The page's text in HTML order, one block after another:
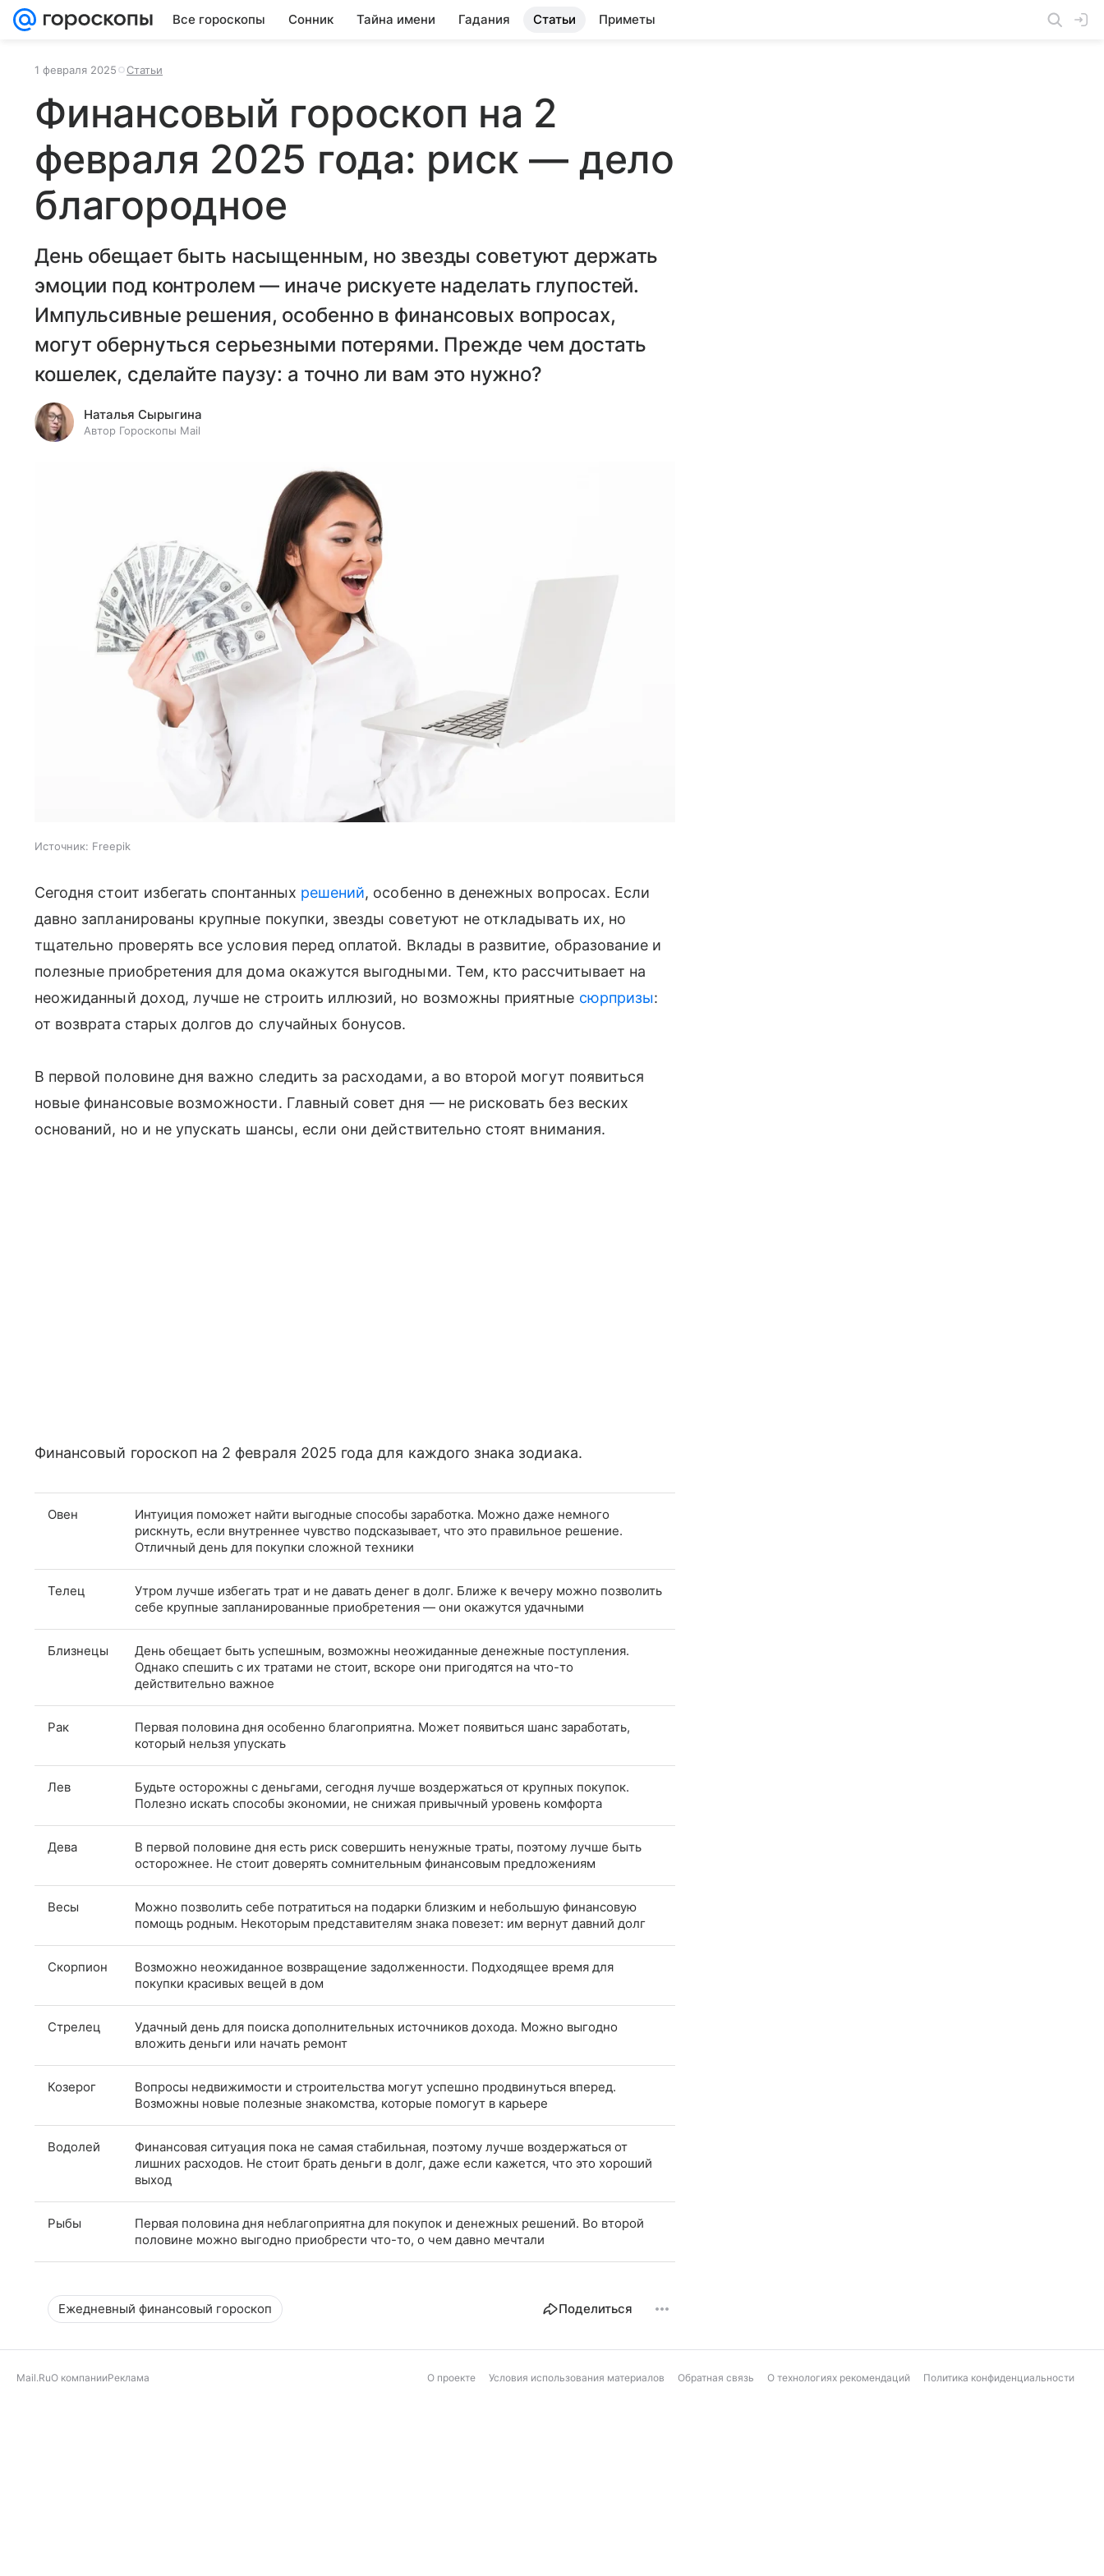
Все гороскопы Сонник Тайна имени Гадания Статьи Приметы
1 февраля 2025 Статьи
Финансовый гороскоп на 2
февраля 2025 года: риск — дело
благородное
День обещает быть насыщенным, но звезды советуют держать
эмоции под контролем — иначе рискуете наделать глупостей.
Импульсивные решения, особенно в финансовых вопросах,
могут обернуться серьезными потерями. Прежде чем достать
кошелек, сделайте паузу: а точно ли вам это нужно?
Наталья Сырыгина
Автор Гороскопы Mail
Источник: Freepik
Сегодня стоит избегать спонтанных решений, особенно в денежных вопросах. Если
давно запланированы крупные покупки, звезды советуют не откладывать их, но
тщательно проверять все условия перед оплатой. Вклады в развитие, образование и
полезные приобретения для дома окажутся выгодными. Тем, кто рассчитывает на
неожиданный доход, лучше не строить иллюзий, но возможны приятные сюрпризы:
от возврата старых долгов до случайных бонусов.
В первой половине дня важно следить за расходами, а во второй могут появиться
новые финансовые возможности. Главный совет дня — не рисковать без веских
оснований, но и не упускать шансы, если они действительно стоят внимания.
Финансовый гороскоп на 2 февраля 2025 года для каждого знака зодиака.
Овен
Интуиция поможет найти выгодные способы заработка. Можно даже немного
рискнуть, если внутреннее чувство подсказывает, что это правильное решение.
Отличный день для покупки сложной техники
Телец
Утром лучше избегать трат и не давать денег в долг. Ближе к вечеру можно позволить
себе крупные запланированные приобретения — они окажутся удачными
Близнецы
День обещает быть успешным, возможны неожиданные денежные поступления.
Однако спешить с их тратами не стоит, вскоре они пригодятся на что-то
действительно важное
Рак
Первая половина дня особенно благоприятна. Может появиться шанс заработать,
который нельзя упускать
Лев
Будьте осторожны с деньгами, сегодня лучше воздержаться от крупных покупок.
Полезно искать способы экономии, не снижая привычный уровень комфорта
Дева
В первой половине дня есть риск совершить ненужные траты, поэтому лучше быть
осторожнее. Не стоит доверять сомнительным финансовым предложениям
Весы
Можно позволить себе потратиться на подарки близким и небольшую финансовую
помощь родным. Некоторым представителям знака повезет: им вернут давний долг
Скорпион
Возможно неожиданное возвращение задолженности. Подходящее время для
покупки красивых вещей в дом
Стрелец
Удачный день для поиска дополнительных источников дохода. Можно выгодно
вложить деньги или начать ремонт
Козерог
Вопросы недвижимости и строительства могут успешно продвинуться вперед.
Возможны новые полезные знакомства, которые помогут в карьере
Водолей
Финансовая ситуация пока не самая стабильная, поэтому лучше воздержаться от
лишних расходов. Не стоит брать деньги в долг, даже если кажется, что это хороший
выход
Рыбы
Первая половина дня неблагоприятна для покупок и денежных решений. Во второй
половине можно выгодно приобрести что-то, о чем давно мечтали
Ежедневный финансовый гороскоп Поделиться
Mail.RuО компанииРеклама О проекте Условия использования материалов Обратная связь О технологиях рекомендаций Политика конфиденциальности